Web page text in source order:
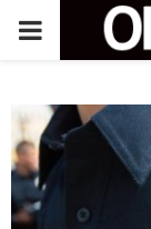
P
I
M